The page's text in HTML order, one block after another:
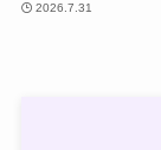
2026.7.31